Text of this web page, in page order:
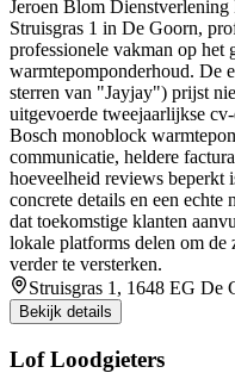
Jeroen Blom Dienstverlening
Struisgras 1 in De Goorn,
professionele vakman op het
warmtepomponderhoud. De
sterren van "Jayjay") prijst
uitgevoerde tweejaarlijkse
Bosch monoblock
communicatie, heldere
hoeveelheid reviews beperkt
concrete details en een echte
dat toekomstige klanten
lokale platforms delen om de
verder te versterken.
Struisgras 1, 1648 EG De
Bekijk details
Lof Loodgieters